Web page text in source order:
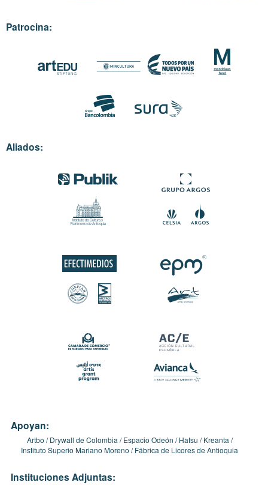
Patrocina:
Aliados:
Apoyan:
Artbo Drywall de Colombia Espacio Odeón Hatsu
Kreanta
Instituto Superio Mariano Moreno
Fábrica de Licores de Antioquia
Instituciones Adjuntas: